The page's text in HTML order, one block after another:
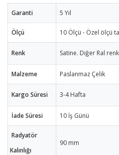
Garanti 5 Yıl
Ölçü 10 Ölçü - Özel ölçü
Renk Satine. Diğer Ral
Malzeme Paslanmaz Çelik
Kargo Süresi 3-4 Hafta
İade Süresi 10 İş Günü
Radyatör
Kalınlığı
90 mm